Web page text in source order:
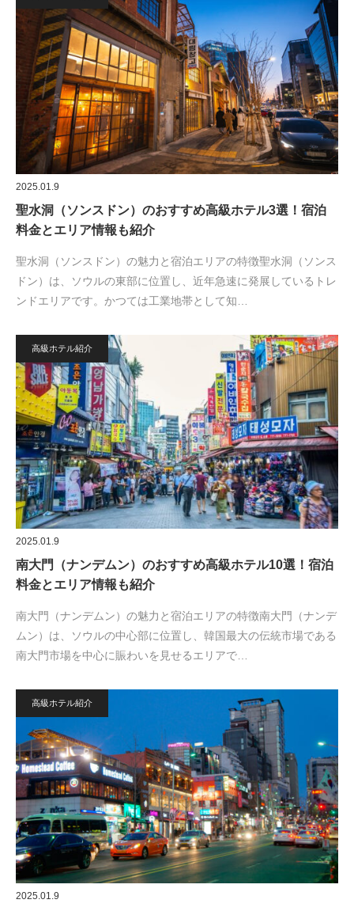
2025.01.9
聖水洞（ソンスドン）のおすすめ高級ホテル3選！宿泊
料金とエリア情報も紹介
聖水洞（ソンスドン）の魅力と宿泊エリアの特徴聖水洞（ソンス
ドン）は、ソウルの東部に位置し、近年急速に発展しているトレ
ンドエリアです。かつては工業地帯として知…
高級ホテル紹介
2025.01.9
南大門（ナンデムン）のおすすめ高級ホテル10選！宿泊
料金とエリア情報も紹介
南大門（ナンデムン）の魅力と宿泊エリアの特徴南大門（ナンデ
ムン）は、ソウルの中心部に位置し、韓国最大の伝統市場である
南大門市場を中心に賑わいを見せるエリアで…
高級ホテル紹介
2025.01.9